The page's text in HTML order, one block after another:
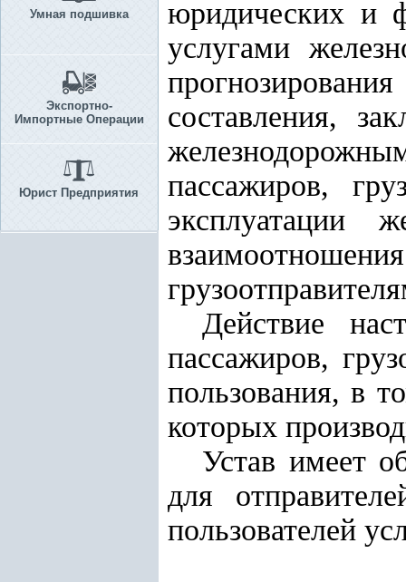
Умная подшивка
Экспортно-
Импортные Операции
Юрист Предприятия
юридических и
услугами
составления,
пассажиров,
эксплуатации
Действие
пассажиров,
пользования, в
которых
Устав имеет
для
пользователей